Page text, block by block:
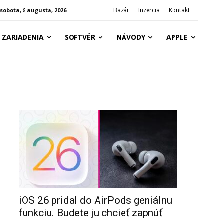
sobota, 8 augusta, 2026 Bazár Inzercia Kontakt
ZARIADENIA SOFTVÉR NÁVODY APPLE
iOS 26 pridal do AirPods geniálnu
funkciu. Budete ju chcieť zapnúť